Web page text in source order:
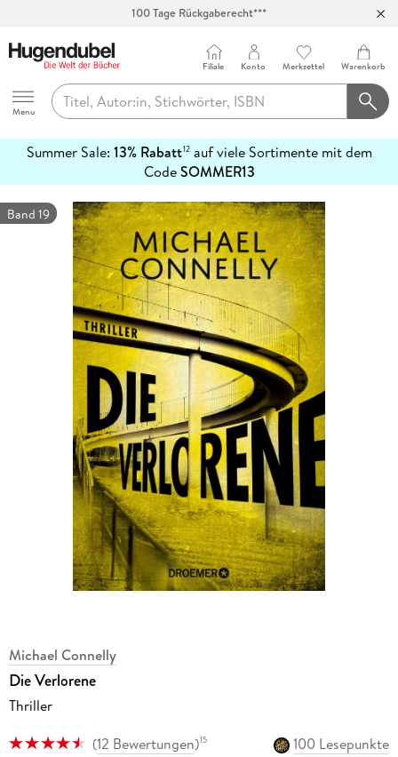
100 Tage Rückgaberecht***
Hugendubel
Menu
Filiale Konto Merkzettel Warenkorb
Summer Sale: 13% Rabatt12auf viele Sortimente mit dem
CodeSOMMER13
erfahren
Band 19
Michael Connelly
Die Verlorene
Thriller
(12 Bewertungen)15
100 Lesepunkte